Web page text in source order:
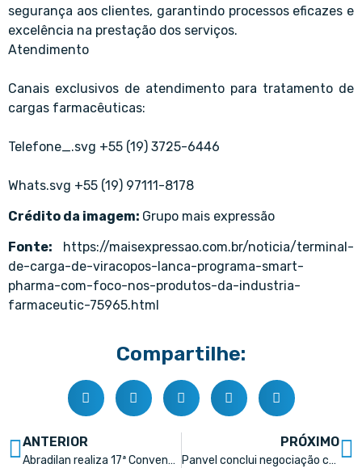
segurança aos clientes, garantindo processos eficazes e
excelência na prestação dos serviços.
Atendimento
Canais exclusivos de atendimento para tratamento de
cargas farmacêuticas:
Telefone_.svg +55 (19) 3725-6446
Whats.svg +55 (19) 97111-8178
Crédito da imagem: Grupo mais expressão
Fonte:
https://maisexpressao.com.br/noticia/terminal-
de-carga-de-viracopos-lanca-programa-smart-
pharma-com-foco-nos-produtos-da-industria-
farmaceutic-75965.html
Compartilhe:
ANTERIOR
Abradilan realiza 17ª Convenção anual em Alagoas
PRÓXIMO
Panvel conclui negociação com a Omrom Healthcare para ser a primeira rede de farmácias a disponibilizar exame de eletrocardiograma